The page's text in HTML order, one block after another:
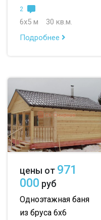
2
6х5 м
30 кв.м.
Подробнее
цены от 971
000 руб
Одноэтажная баня
из бруса 6х6